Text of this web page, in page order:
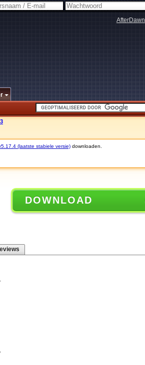
AfterDawn
(laatste stabiele versie) downloaden.
DOWNLOAD